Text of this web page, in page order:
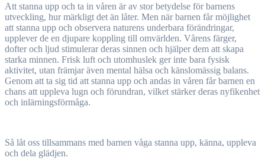
Att stanna upp och ta in våren är av stor betydelse för barnens
utveckling, hur märkligt det än låter. Men när barnen får möjlighet
att stanna upp och observera naturens underbara förändringar,
upplever de en djupare koppling till omvärlden. Vårens färger,
dofter och ljud stimulerar deras sinnen och hjälper dem att skapa
starka minnen. Frisk luft och utomhuslek ger inte bara fysisk
aktivitet, utan främjar även mental hälsa och känslomässig balans.
Genom att ta sig tid att stanna upp och andas in våren får barnen en
chans att uppleva lugn och förundran, vilket stärker deras nyfikenhet
och inlärningsförmåga.
Så låt oss tillsammans med barnen våga stanna upp, känna, uppleva
och dela glädjen.